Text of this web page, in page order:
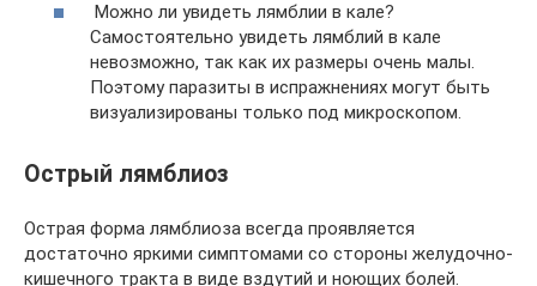
Можно ли увидеть лямблии в кале?
Самостоятельно увидеть лямблий в кале
невозможно, так как их размеры очень малы.
Поэтому паразиты в испражнениях могут быть
визуализированы только под микроскопом.
Острый лямблиоз
Острая форма лямблиоза всегда проявляется
достаточно яркими симптомами со стороны желудочно-
кишечного тракта в виде вздутий и ноющих болей.